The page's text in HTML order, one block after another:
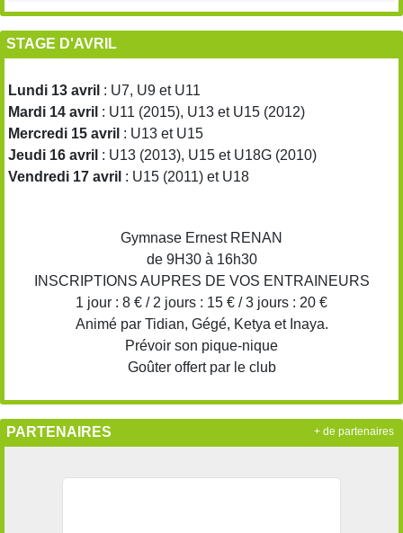
STAGE D'AVRIL
Lundi 13 avril : U7, U9 et U11
Mardi 14 avril : U11 (2015), U13 et U15 (2012)
Mercredi 15 avril : U13 et U15
Jeudi 16 avril : U13 (2013), U15 et U18G (2010)
Vendredi 17 avril : U15 (2011) et U18
Gymnase Ernest RENAN
de 9H30 à 16h30
INSCRIPTIONS AUPRES DE VOS ENTRAINEURS
1 jour : 8 € / 2 jours : 15 € / 3 jours : 20 €
Animé par Tidian, Gégé, Ketya et Inaya.
Prévoir son pique-nique
Goûter offert par le club
PARTENAIRES + de partenaires